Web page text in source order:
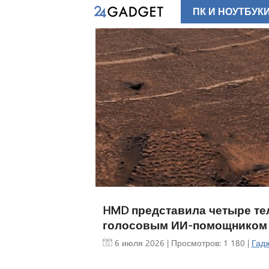
HMD представила четыре
голосовым ИИ-помощником
6 июля 2026 | Просмотров: 1 180 |
ПК И НОУТБУКИ